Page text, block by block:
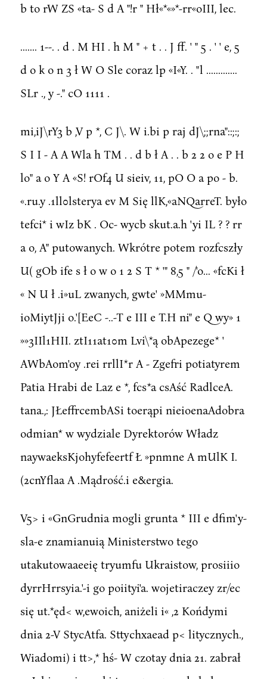
b to rW ZS «ta- S d A "!r " Hł«*«»*-rr«oIII, lec.
....... 1--. . d . M HI . h M " + t . . J ff. ' " 5 . ' ' e, 5
d o k o n 3 ł W O Sle coraz lp «I«Y. . "l .............
SLr ., y -." cO 1111 .
mi,iJ\rY3 b ,V p *, C J\. W i.bi p raj dJ\;;rna"::;:;
S I I - A A Wla h TM . . d b ł A . . b 2 2 o e P H
lo" a o Y A «S! rOf4 U sieiv, 11, pO O a po - b.
«.ru.y .1ll0lsterya ev M Się llK,«aNQarreT. było
tefci* i wIz bK . Oc- wycb skut.a.h 'yi IL ? ? rr
a o, A" putowanych. Wkrótre potem rozfcszły
U( gOb ife s ł o w o 1 2 S T * '" 8,5 " /'o... «fcKi ł
« N U ł .i»uL zwanych, gwte' »MMmu-
ioMiytJji o.'[EeC -..-T e III e T.H ni" e Q wy» 1
»»3IIl1HII. ztI11at10m Lvi\*ą obApezege* '
AWbAom'oy .rei rrllI*r A - Zgefri potiatyrem
Patia Hrabi de Laz e *, fcs*a csAść RadlceA.
tana.,: JŁeffrcembASi toerąpi nieioenaAdobra
odmian* w wydziale Dyrektorów Władz
naywaeksKjohyfefeertf Ł »pnmne A mUlK I.
(2cnYflaa A .Mądrość.i e&ergia.
V5> i «GnGrudnia mogli grunta * III e dfim'y-
sla-e znamianuią Ministerstwo tego
utakutowaaeeię tryumfu Ukraistow, prosiiio
dyrrHrrsyia.'-i go poiityi'a. wojetiraczey zr/ec
się ut.*ęd< w,ewoich, aniżeli i« ,2 Końdymi
dnia 2-V StycAtfa. Sttychxaead p< litycznych.,
Wiadomi) i tt>,* hś- W czotay dnia 21. zabrał